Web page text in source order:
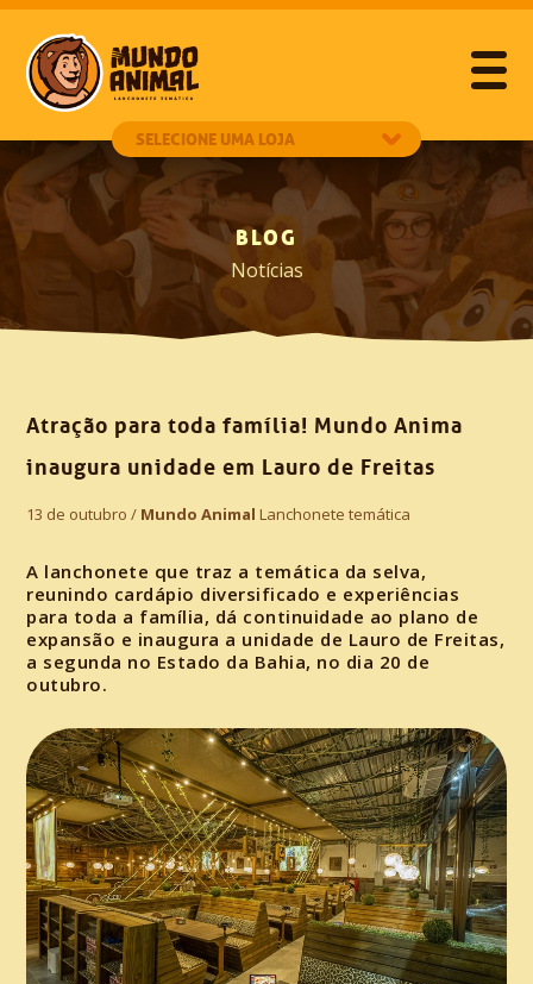
BLOG
Notícias
Atração para toda família! Mundo Anima
inaugura unidade em Lauro de Freitas
13 de outubro / Mundo Animal Lanchonete temática
A lanchonete que traz a temática da selva,
reunindo cardápio diversificado e experiências
para toda a família, dá continuidade ao plano de
expansão e inaugura a unidade de Lauro de Freitas,
a segunda no Estado da Bahia, no dia 20 de
outubro.